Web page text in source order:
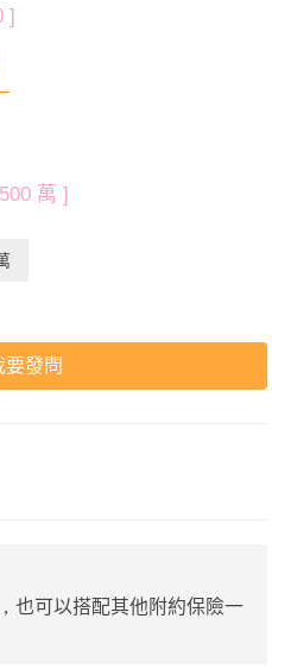
]
萬 ]
要發問
也可以搭配其他附約保險一